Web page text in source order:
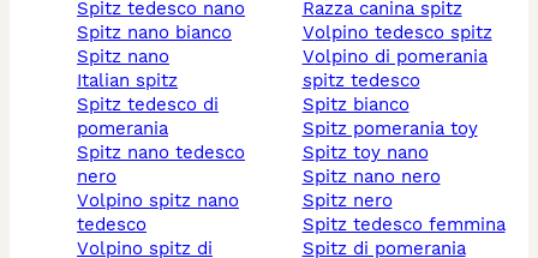
spitz tedesco nano
spitz nano bianco
spitz nano
italian spitz
spitz tedesco di
pomerania
spitz nano tedesco
nero
volpino spitz nano
tedesco
volpino spitz di
razza canina spitz
volpino tedesco spitz
volpino di pomerania
spitz tedesco
spitz bianco
spitz pomerania toy
spitz toy nano
spitz nano nero
spitz nero
spitz tedesco femmina
spitz di pomerania